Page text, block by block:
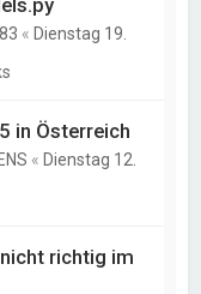
« Dienstag 19.
in Österreich
« Dienstag 12.
richtig im